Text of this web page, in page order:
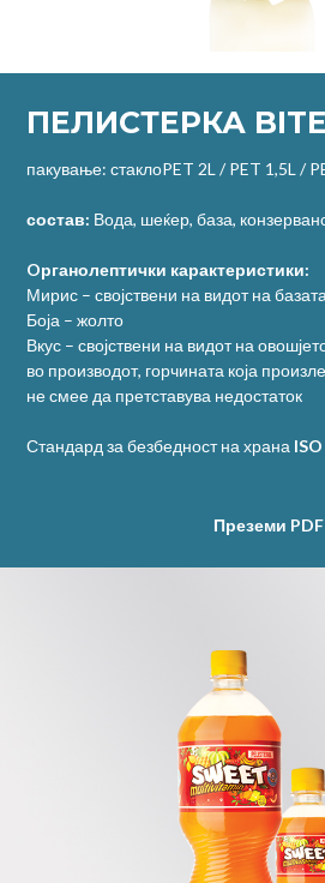
ПЕЛИСТЕРКА
пакување:стаклоPET 2L / PET 1,5L /
состав: Вода, шеќер, база,
Oрганолептички карактеристики:
Мирис – својствени на видот на
Боја – жолто
Вкус – својствени на видот на
во производот, горчината која
не смее да претставува недостаток
Стандард за безбедност на храна
Преземи PDF